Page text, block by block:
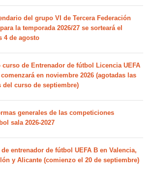
del grupo VI de Tercera Federación
la temporada 2026/27 se sorteará el
4 de agosto
curso de Entrenador de fútbol Licencia UEFA
en noviembre 2026 (agotadas las
del curso de septiembre)
generales de las competiciones
sala 2026-2027
entrenador de fútbol UEFA B en Valencia,
y Alicante (comienzo el 20 de septiembre)